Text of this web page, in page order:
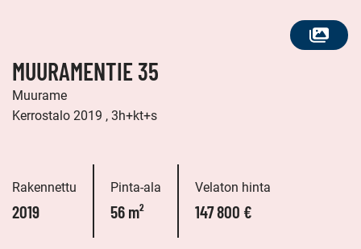
KATSO
MUURAMENTIE 35
Muurame
Kerrostalo 2019 , 3h+kt+s
Rakennettu
2019
Pinta-ala
56 m²
Velaton hinta
147 800 €